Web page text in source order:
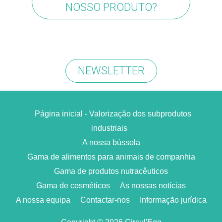
NOSSO PRODUTO?
NEWSLETTER
Página inicial - Valorização dos subprodutos
industriais
A nossa bússola
Gama de alimentos para animais de companhia
Gama de produtos nutracêuticos
Gama de cosméticos
As nossas notícias
A nossa equipa
Contactar-nos Informação jurídica